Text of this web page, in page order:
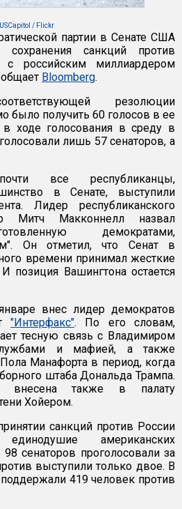
USCapitol / Flickr
партии в Сенате США
санкций против
с российским миллиардером
Bloomberg.
резолюции
было получить 60 голосов в ее
ходе голосования в среду в
лишь 57 сенаторов, а
все республиканцы,
в Сенате, выступили
Лидер республиканского
Митч Макконнелл назвал
демократами,
Он отметил, что Сенат в
времени принимал жесткие
позиция Вашингтона остается
внес лидер демократов
"Интерфакс". По его словам,
тесную связь с Владимиром
и мафией, а также
Манафорта в период, когда
штаба Дональда Трампа.
внесена также в палату
Хойером.
санкций против России
американских
98 сенаторов проголосовали за
выступили только двое. В
419 человек против